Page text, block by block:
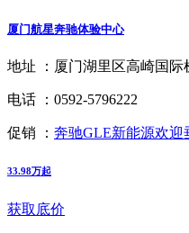
厦门航星奔驰体验中心
地址 ： 厦门湖里区高崎国际
电话 ： 0592-5796222
促销 ： 奔驰GLE新能源欢迎
33.98万起
获取底价